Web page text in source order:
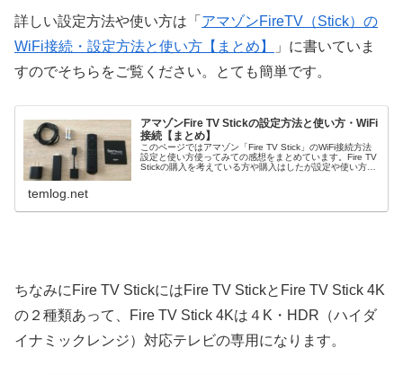
詳しい設定方法や使い方は「 アマゾンFireTV（Stick）の
WiFi接続・設定方法と使い方【まとめ】
」に書いていま
すのでそちらをご覧ください。とても簡単です。
アマゾンFire TV Stickの設定方法と使い方・WiFi
接続【まとめ】
このページではアマゾン「Fire TV Stick」のWiFi接続方法
設定と使い方使ってみての感想をまとめています。Fire TV
Stickの購入を考えている方や購入はしたが設定や使い方が
temlog.net
ちなみにFire TV StickにはFire TV StickとFire TV Stick 4K
の２種類あって、Fire TV Stick 4Kは４K・HDR（ハイダ
イナミックレンジ）対応テレビの専用になります。